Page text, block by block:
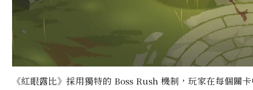
《紅眼露比》採用獨特的 Boss Rush 機制，玩家在每個關